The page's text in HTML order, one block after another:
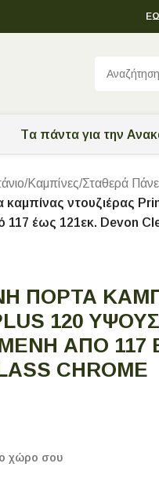
Tα πάντα για την
/Καμπίνες/Σταθερά
ντουζιέρας
117 έως 121εκ. Devon
ΠΌΡΤΑ
120
ΑΠΌ 117
CHROME
χώρο σου